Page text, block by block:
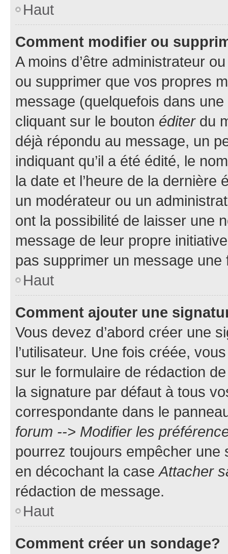
Haut
Comment modifier ou
A moins d’être administrateur
ou supprimer que vos propres
message (quelquefois dans
cliquant sur le bouton éditerdu
déjà répondu au message, un
indiquant qu’il a été édité, le
la date et l’heure de la dernière
un modérateur ou un
ont la possibilité de laisser une
message de leur propre
pas supprimer un message une
Haut
Comment ajouter une
Vous devez d’abord créer une
l’utilisateur. Une fois créée,
sur le formulaire de rédaction
la signature par défaut à tous
correspondante dans le
forum --> Modifier les
pourrez toujours empêcher une
en décochant la caseAttacher
rédaction de message.
Haut
Comment créer un sondage?